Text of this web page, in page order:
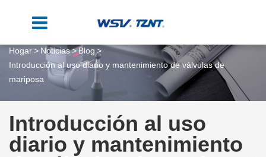
Hogar Noticias
Blog
Introducción al uso diario y mantenimiento de válvulas de
mariposa
Introducción al uso
diario y mantenimiento